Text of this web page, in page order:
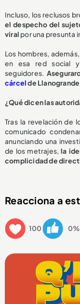
Incluso, los reclusos
el despecho del
viral por una presunta
Los hombres,
en esa red social
seguidores.
cárcelde
¿Qué dicen las
Tras la revelación de
comunicado
anunciando una
de los metrajes, la
complicidad de
Reacciona a
100 0%